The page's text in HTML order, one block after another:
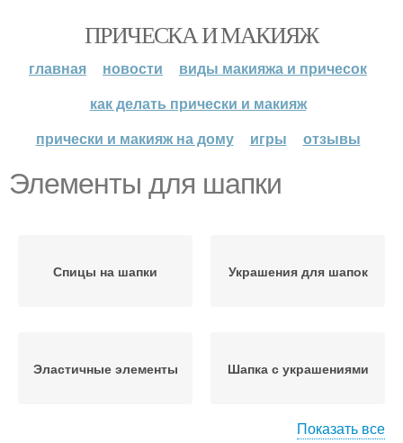
ПРИЧЕСКА И МАКИЯЖ
главная новости
виды макияжа и причесок
как делать прически и макияж
прически и макияж на дому
игры отзывы
Элементы для шапки
Спицы на шапки Украшения для шапок
Эластичные элементы Шапка с украшениями
Показать все